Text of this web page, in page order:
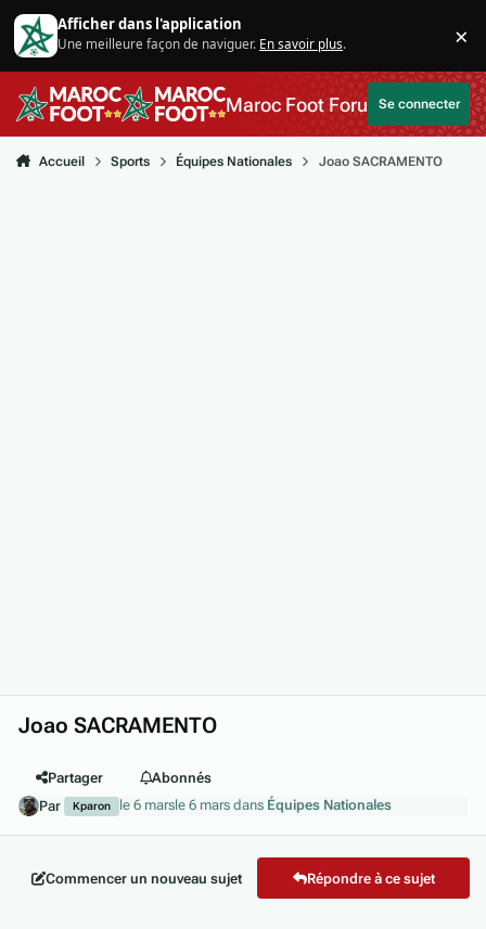
Aller au contenu
Afficher dans l'application
Une meilleure façon de naviguer. En savoir plus. ×
Maroc Foot ForumSe connecter
Accueil Sports Équipes Nationales Joao SACRAMENTO
Joao SACRAMENTO
Partager
Abonnés
Par
Kparon le 6 marsle 6 mars dans Équipes Nationales
Commencer un nouveau sujet Répondre à ce sujet